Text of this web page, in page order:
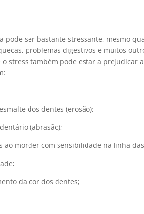
pode ser bastante stressante, mesmo
problemas digestivos e muitos
o stress também pode estar a prejudicar
dos dentes (erosão);
(abrasão);
ao morder com sensibilidade na linha
da cor dos dentes;